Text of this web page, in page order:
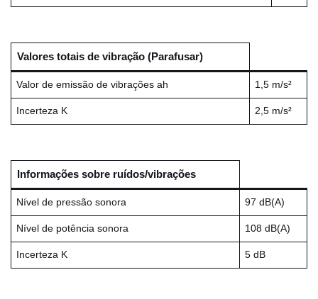
Valores totais de vibração (Parafusar)
Valor de emissão de vibrações ah 1,5 m/s²
Incerteza K 2,5 m/s²
Informações sobre ruídos/vibrações
Nível de pressão sonora 97 dB(A)
Nível de potência sonora 108 dB(A)
Incerteza K 5 dB